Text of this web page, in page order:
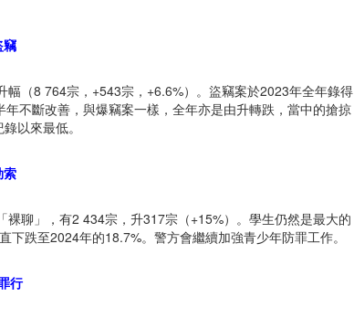
竊
（8 764宗，+543宗，+6.6%）。盜竊案於2023年全年錄得
不斷改善，與爆竊案一樣，全年亦是由升轉跌，當中的搶掠
以來最低。
索
聊」，有2 434宗，升317宗（+15%）。學生仍然是最大的
跌至2024年的18.7%。警方會繼續加強青少年防罪工作。
行